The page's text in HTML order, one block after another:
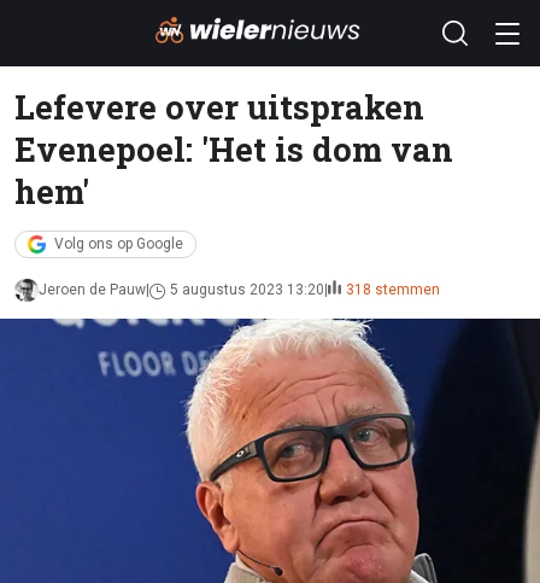
Lefevere over uitspraken
Evenepoel: 'Het is dom van
hem'
Volg ons op Google
Jeroen de Pauw 5 augustus 2023 13:20 318 stemmen